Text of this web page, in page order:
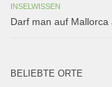
INSELWISSEN
Darf man auf
BELIEBTE ORTE